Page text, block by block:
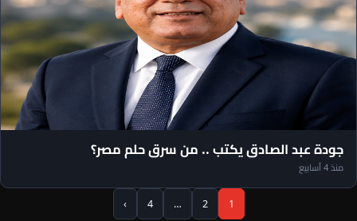
جودة عبد الصادق يكتب .. من سرق حلم مصر؟
منذ 4 أسابيع
1
2
…
4
›